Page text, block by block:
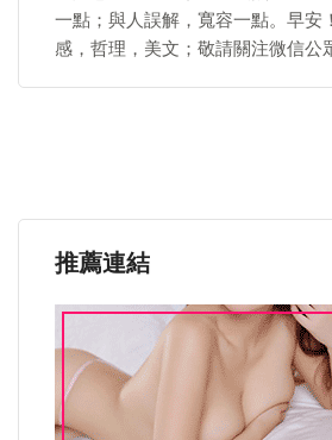
一點；與人誤解，寬容一點。早安
感，哲理，美文；敬請關注微信公
推薦連結